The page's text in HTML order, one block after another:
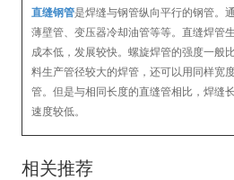
直缝钢管是焊缝与钢管纵向平行的钢管。
薄壁管、变压器冷却油管等等。直缝焊管
成本低，发展较快。螺旋焊管的强度一般
料生产管径较大的焊管，还可以用同样宽
管。但是与相同长度的直缝管相比，焊缝
速度较低。
相关推荐